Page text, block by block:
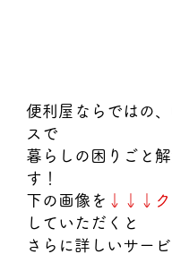
便利屋ならではの
スで
暮らしの困りごと
す！
下の画像を ↓↓↓ク
していただくと
さらに詳しいサー